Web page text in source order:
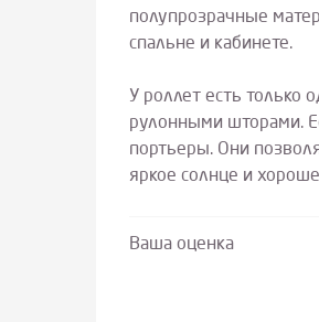
полупрозрачные
спальне и кабинете.
У роллет есть только
рулонными шторами.
портьеры. Они
яркое солнце и
Ваша оценка